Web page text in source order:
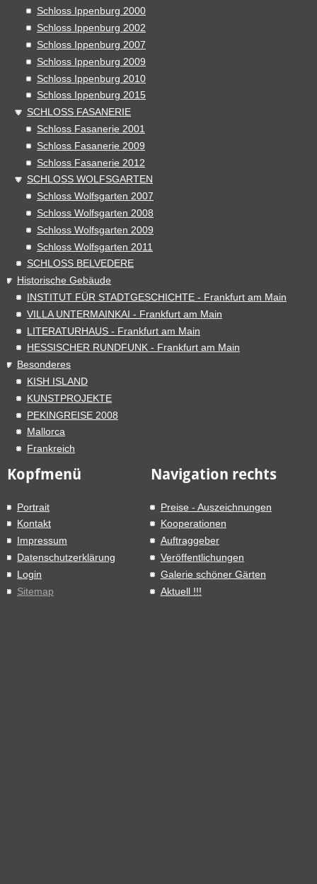
Schloss Ippenburg 2000
Schloss Ippenburg 2002
Schloss Ippenburg 2007
Schloss Ippenburg 2009
Schloss Ippenburg 2010
Schloss Ippenburg 2015
SCHLOSS FASANERIE
Schloss Fasanerie 2001
Schloss Fasanerie 2009
Schloss Fasanerie 2012
SCHLOSS WOLFSGARTEN
Schloss Wolfsgarten 2007
Schloss Wolfsgarten 2008
Schloss Wolfsgarten 2009
Schloss Wolfsgarten 2011
SCHLOSS BELVEDERE
Historische Gebäude
INSTITUT FÜR STADTGESCHICHTE - Frankfurt am Main
VILLA UNTERMAINKAI - Frankfurt am Main
LITERATURHAUS - Frankfurt am Main
HESSISCHER RUNDFUNK - Frankfurt am Main
Besonderes
KISH ISLAND
KUNSTPROJEKTE
PEKINGREISE 2008
Mallorca
Frankreich
Kopfmenü
Portrait
Kontakt
Impressum
Datenschutzerklärung
Login
Sitemap
Navigation rechts
Preise - Auszeichnungen
Kooperationen
Auftraggeber
Veröffentlichungen
Galerie schöner Gärten
Aktuell !!!